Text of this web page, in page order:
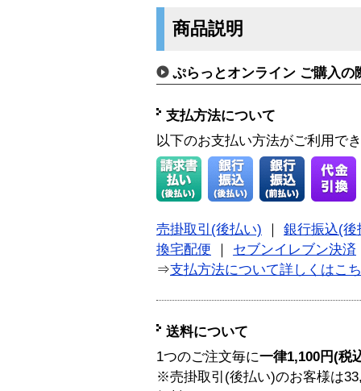
商品説明
ぷらっとオンライン ご購入の
支払方法について
以下のお支払い方法がご利用で
売掛取引(後払い)
銀行振込(後
換宅配便
セブンイレブン決済
⇒支払方法について詳しくはこ
送料について
1つのご注文毎に一律1,100円(税
※売掛取引(後払い)のお客様は